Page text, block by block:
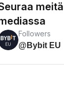
Followers
@Bybit EU